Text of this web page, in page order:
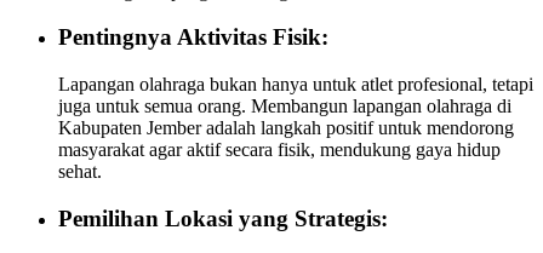
Pentingnya Aktivitas Fisik:
Lapangan olahraga bukan hanya untuk atlet profesional, tetapi
juga untuk semua orang. Membangun lapangan olahraga di
Kabupaten Jember adalah langkah positif untuk mendorong
masyarakat agar aktif secara fisik, mendukung gaya hidup
sehat.
Pemilihan Lokasi yang Strategis: